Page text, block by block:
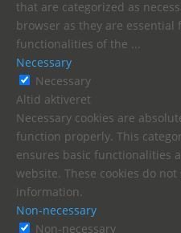
that are categorized as
browser as they are essential
functionalities of the ...
Necessary
Necessary
Altid aktiveret
Necessary cookies are
function properly. This
ensures basic functionalities
website. These cookies do
information.
Non-necessary
Non-necessary